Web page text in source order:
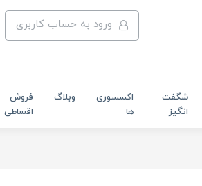
ورود به حساب کاربری
شگفت
انگیز
اکسسوری
ها
وبلاگ
فروش
اقساطی